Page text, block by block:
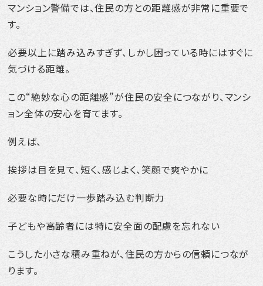
マンション警備では、住民の方との距離感が非常に重要で
す。
必要以上に踏み込みすぎず、しかし困っている時にはすぐに
気づける距離。
この“絶妙な心の距離感”が住民の安全につながり、マンシ
ョン全体の安心を育てます。
例えば、
挨拶は目を見て、短く、感じよく、笑顔で爽やかに
必要な時にだけ一歩踏み込む判断力
子どもや高齢者には特に安全面の配慮を忘れない
こうした小さな積み重ねが、住民の方からの信頼につなが
ります。